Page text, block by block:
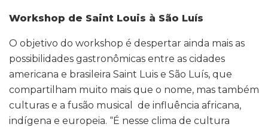
Workshop de Saint Louis à São Luís
O objetivo do workshop é despertar ainda mais as
possibilidades gastronômicas entre as cidades
americana e brasileira Saint Luis e São Luís, que
compartilham muito mais que o nome, mas também
culturas e a fusão musical de influência africana,
indígena e europeia. “É nesse clima de cultura